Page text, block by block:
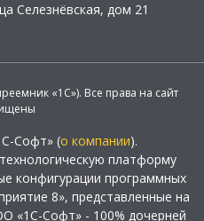
Селезнёвская, дом 21
«1С»). Все права на сайт
Софт» (о компании).
платформу
конфигурации программных
8», представленные на
«1С-Софт» - 100% дочерней